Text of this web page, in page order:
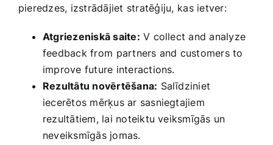
pieredzes, ‌izstrādājiet⁤ stratēģiju, ⁢kas ietver:
Atgriezeniskā saite: V collect and analyze
feedback from⁤ partners ​and customers to
improve future interactions.
Rezultātu novērtēšana: Salīdziniet
iecerētos mērķus ‌ar sasniegtajiem
rezultātiem, lai noteiktu veiksmīgās un
neveiksmīgās jomas.